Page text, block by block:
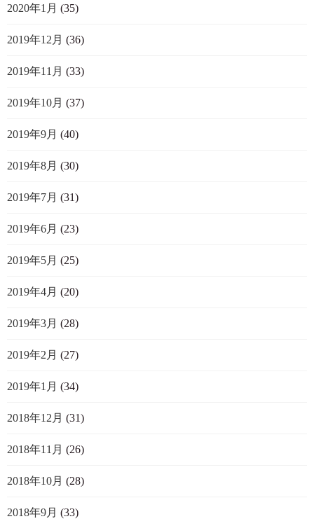
2020年1月 (35)
2019年12月 (36)
2019年11月 (33)
2019年10月 (37)
2019年9月 (40)
2019年8月 (30)
2019年7月 (31)
2019年6月 (23)
2019年5月 (25)
2019年4月 (20)
2019年3月 (28)
2019年2月 (27)
2019年1月 (34)
2018年12月 (31)
2018年11月 (26)
2018年10月 (28)
2018年9月 (33)